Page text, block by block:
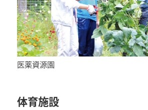
医薬資源園
体育施設